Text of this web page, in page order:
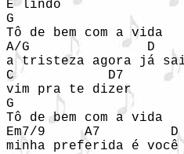
É lindo
G
Tô de bem com a vida
A/G               D
a tristeza agora já
C            D7
vim pra te dizer
G
Tô de bem com a vida
Em7/9     A7         D
minha preferida é você